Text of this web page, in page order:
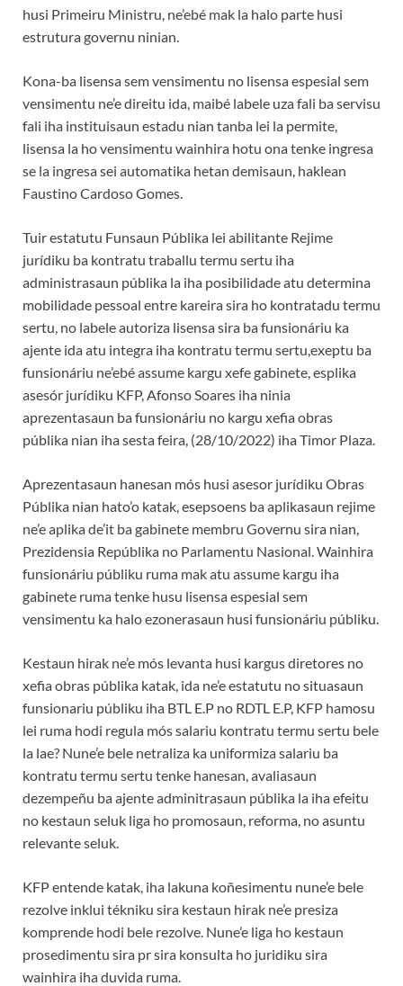
husi Primeiru Ministru, ne’ebé mak la halo parte husi
estrutura governu ninian.
Kona-ba lisensa sem vensimentu no lisensa espesial sem
vensimentu ne’e direitu ida, maibé labele uza fali ba servisu
fali iha instituisaun estadu nian tanba lei la permite,
lisensa la ho vensimentu wainhira hotu ona tenke ingresa
se la ingresa sei automatika hetan demisaun, haklean
Faustino Cardoso Gomes.
Tuir estatutu Funsaun Públika lei abilitante Rejime
jurídiku ba kontratu traballu termu sertu iha
administrasaun públika la iha posibilidade atu determina
mobilidade pessoal entre kareira sira ho kontratadu termu
sertu, no labele autoriza lisensa sira ba funsionáriu ka
ajente ida atu integra iha kontratu termu sertu,exeptu ba
funsionáriu ne’ebé assume kargu xefe gabinete, esplika
asesór jurídiku KFP, Afonso Soares iha ninia
aprezentasaun ba funsionáriu no kargu xefia obras
públika nian iha sesta feira, (28/10/2022) iha Timor Plaza.
Aprezentasaun hanesan mós husi asesor jurídiku Obras
Públika nian hato’o katak, esepsoens ba aplikasaun rejime
ne’e aplika de’it ba gabinete membru Governu sira nian,
Prezidensia Repúblika no Parlamentu Nasional. Wainhira
funsionáriu públiku ruma mak atu assume kargu iha
gabinete ruma tenke husu lisensa espesial sem
vensimentu ka halo ezonerasaun husi funsionáriu públiku.
Kestaun hirak ne’e mós levanta husi kargus diretores no
xefia obras públika katak, ida ne’e estatutu no situasaun
funsionariu públiku iha BTL E.P no RDTL E.P, KFP hamosu
lei ruma hodi regula mós salariu kontratu termu sertu bele
la lae? Nune’e bele netraliza ka uniformiza salariu ba
kontratu termu sertu tenke hanesan, avaliasaun
dezempeñu ba ajente adminitrasaun públika la iha efeitu
no kestaun seluk liga ho promosaun, reforma, no asuntu
relevante seluk.
KFP entende katak, iha lakuna koñesimentu nune’e bele
rezolve inklui tékniku sira kestaun hirak ne’e presiza
komprende hodi bele rezolve. Nune’e liga ho kestaun
prosedimentu sira pr sira konsulta ho juridiku sira
wainhira iha duvida ruma.